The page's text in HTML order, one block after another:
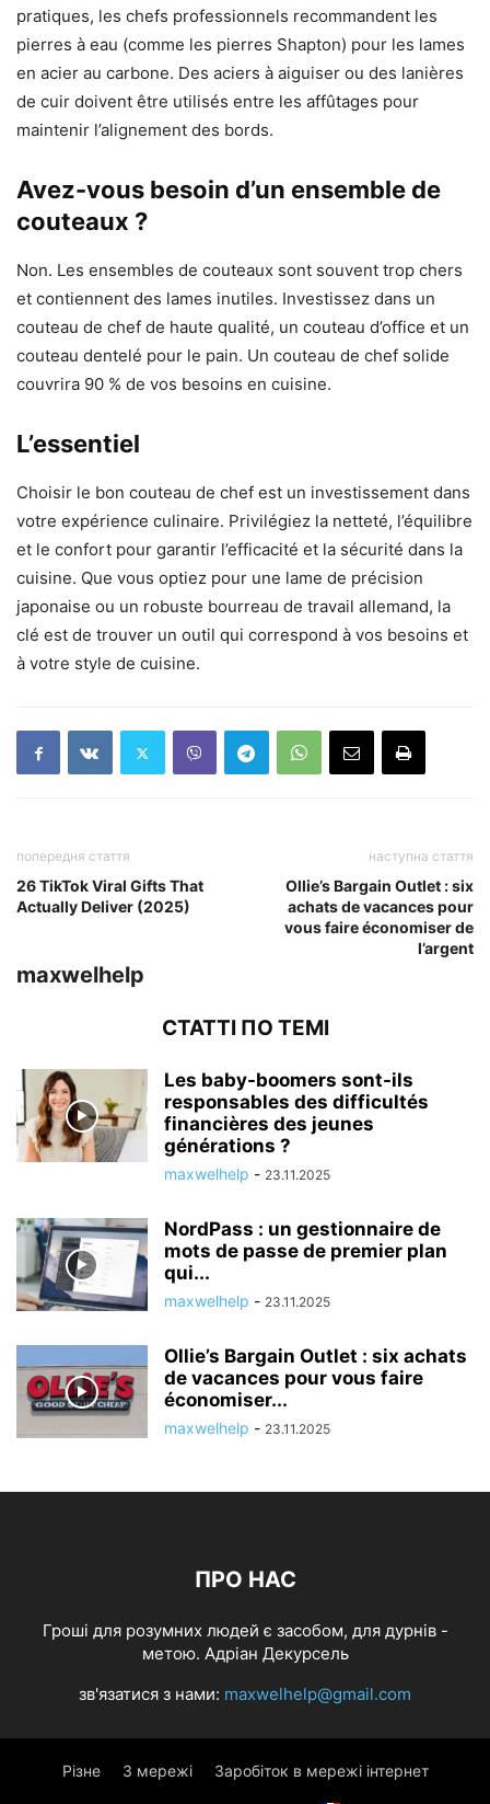
pratiques, les chefs professionnels recommandent les
pierres à eau (comme les pierres Shapton) pour les lames
en acier au carbone. Des aciers à aiguiser ou des lanières
de cuir doivent être utilisés entre les affûtages pour
maintenir l’alignement des bords.
Avez-vous besoin d’un ensemble de
couteaux ?
Non. Les ensembles de couteaux sont souvent trop chers
et contiennent des lames inutiles. Investissez dans un
couteau de chef de haute qualité, un couteau d’office et un
couteau dentelé pour le pain. Un couteau de chef solide
couvrira 90 % de vos besoins en cuisine.
L’essentiel
Choisir le bon couteau de chef est un investissement dans
votre expérience culinaire. Privilégiez la netteté, l’équilibre
et le confort pour garantir l’efficacité et la sécurité dans la
cuisine. Que vous optiez pour une lame de précision
japonaise ou un robuste bourreau de travail allemand, la
clé est de trouver un outil qui correspond à vos besoins et
à votre style de cuisine.
попередня стаття
26 TikTok Viral Gifts That
Actually Deliver (2025)
наступна стаття
Ollie’s Bargain Outlet : six
achats de vacances pour
vous faire économiser de
l’argent
maxwelhelp
СТАТТІ ПО ТЕМІ
Les baby-boomers sont-ils
responsables des difficultés
financières des jeunes
générations ?
maxwelhelp - 23.11.2025
NordPass : un gestionnaire de
mots de passe de premier plan
qui...
maxwelhelp - 23.11.2025
Ollie’s Bargain Outlet : six achats
de vacances pour vous faire
économiser...
maxwelhelp - 23.11.2025
ПРО НАС
Гроші для розумних людей є засобом, для дурнів -
метою. Адріан Декурсель
зв'язатися з нами: maxwelhelp@gmail.com
Різне З мережі Заробіток в мережі інтернет